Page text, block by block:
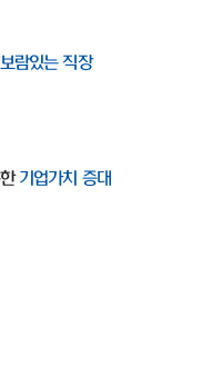
보람있는 직장
기업가치 증대